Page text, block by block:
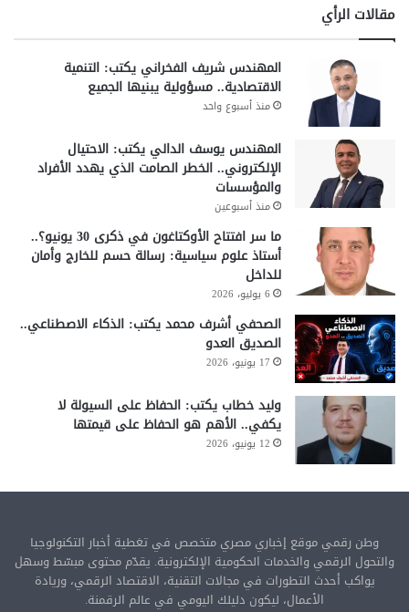
مقالات الرأي
المهندس شريف الفخراني يكتب: التنمية
الاقتصادية.. مسؤولية يبنيها الجميع
منذ أسبوع واحد
المهندس يوسف الدالي يكتب: الاحتيال
الإلكتروني.. الخطر الصامت الذي يهدد الأفراد
والمؤسسات
منذ أسبوعين
ما سر افتتاح الأوكتاغون في ذكرى 30 يونيو؟..
أستاذ علوم سياسية: رسالة حسم للخارج وأمان
للداخل
6 يوليو، 2026
الصحفي أشرف محمد يكتب: الذكاء الاصطناعي..
الصديق العدو
17 يونيو، 2026
وليد خطاب يكتب: الحفاظ على السيولة لا
يكفي.. الأهم هو الحفاظ على قيمتها
12 يونيو، 2026
وطن رقمي موقع إخباري مصري متخصص في تغطية أخبار التكنولوجيا
والتحول الرقمي والخدمات الحكومية الإلكترونية. يقدّم محتوى مبسّط وسهل
يواكب أحدث التطورات في مجالات التقنية، الاقتصاد الرقمي، وريادة
الأعمال، ليكون دليلك اليومي في عالم الرقمنة.